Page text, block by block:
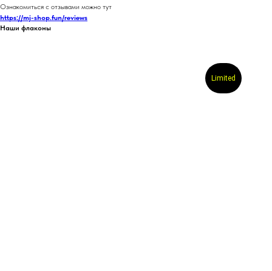
Ознакомиться с отзывами можно тут
https://mj-shop.fun/reviews
Наши флаконы
Limited